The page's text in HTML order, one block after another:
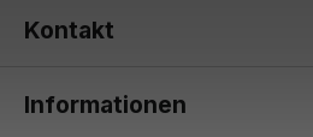
Kontakt
Informationen